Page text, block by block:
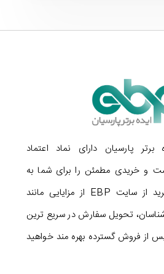
یک هزینه منطقی صاحب یک
معتبر شوید، ما
برتر پارسیان دارای نماد اعتماد
5 ستاره است و خریدی مطمئن را برای شما به
ارمغان می آورد. با خرید از سایت EBP از مزایایی مانند
کارشناسان، تحویل سفارش در سریع ترین
از فروش گسترده بهره مند خواهید